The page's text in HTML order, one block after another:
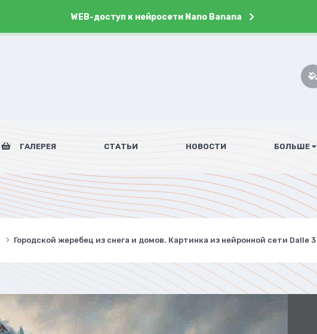
WEB-доступ к нейросети Nano Banana
ГАЛЕРЕЯ СТАТЬИ НОВОСТИ БОЛЬШЕ
Городской жеребец из снега и домов. Картинка из нейронной сети Dalle 3